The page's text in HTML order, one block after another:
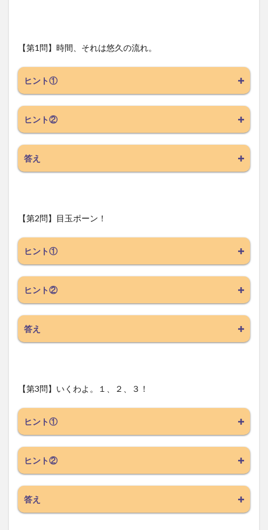
【第1問】時間、それは悠久の流れ。
ヒント①
ヒント②
答え
【第2問】目玉ポーン！
ヒント①
ヒント②
答え
【第3問】いくわよ。１、２、３！
ヒント①
ヒント②
答え